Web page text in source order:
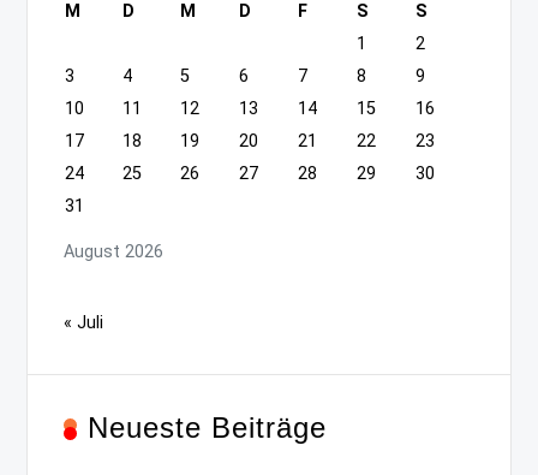
August 2026
M D M D F S
S
1
2
3
4 5 6 7 8
9
10
11 12 13 14 15
16
17
18 19 20 21 22
23
24
25 26 27 28 29
30
31
« Juli
Neueste Beiträge